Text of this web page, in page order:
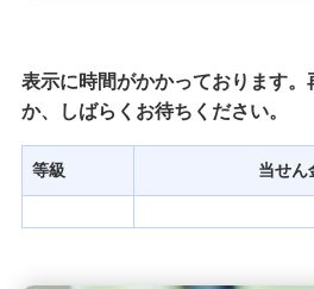
初めての方へ
みずほ銀行店舗・ATM
表示に時間がかかっております。
か、しばらくお待ちください。
等級 当せん